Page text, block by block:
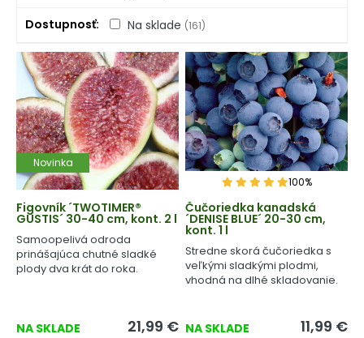
Dostupnosť Na sklade (161)
Novinka
Figovník ´TWOTIMER®
GUSTIS´ 30-40 cm, kont. 2 l
Samoopelivá odroda
prinášajúca chutné sladké
plody dva krát do roka.
NA SKLADE 21,99 €
100%
Čučoriedka kanadská
´DENISE BLUE´ 20-30 cm,
kont. 1 l
Stredne skorá čučoriedka s
veľkými sladkými plodmi,
vhodná na dlhé skladovanie.
NA SKLADE 11,99 €